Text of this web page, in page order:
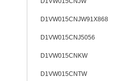
D1VW015CNJW91X868
D1VW015CNJ5056
D1VW015CNKW
D1VW015CNTW